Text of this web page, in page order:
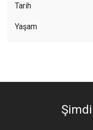
Tarih
Yaşam